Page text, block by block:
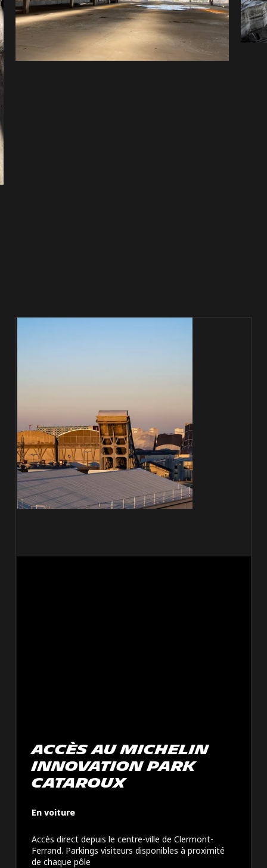
Accès au Michelin
Innovation Park
Cataroux
En voiture
Accès direct depuis le centre-ville de Clermont-
Ferrand. Parkings visiteurs disponibles à proximité
de chaque pôle